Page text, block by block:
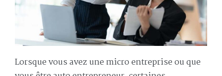
Lorsque vous avez une micro entreprise ou que